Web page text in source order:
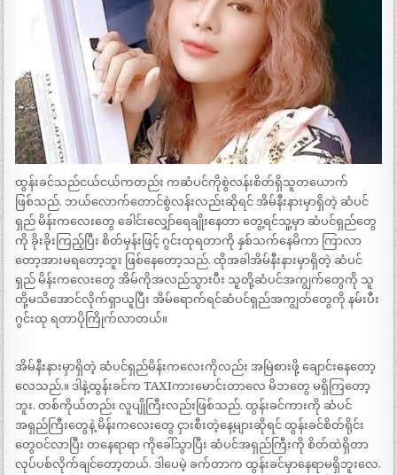
ထွန်းခင်သည်ငယ်ငယ်ကတည်း ကဆံပင်ကိုစွဲလန်းစိတ်ရှိသူတယောက်
ဖြစ်သည်. ဘယ်လောက်တောင်စွဲလန်းလည်းဆိုရင် အိမ်နီးနားမှာရှိတဲ့ ဆံပင်
ရှည် မိန်းကလေးတွေ ခေါင်းလျှော်ရေချိုးနေတာ တွေ့ရင်သူ့မှာ ဆံပင်ရှည်တွေ
ကို ခိုးခိုးကြည့်ပြီး စိတ်မှန်းဖြင့် ဂွင်းထုရတာကို နှစ်သက်နေမိကာ ကြာလာ
တော့အားမရတော့ဘူး ဖြစ်နေတော့သည်. ထိုအခါအိမ်နီးနားမှာရှိတဲ့ ဆံပင်
ရှည် မိန်းကလေးတွေ အိမ်ကိုအလည်သွားပီး သူတို့ဆံပင်အကျွက်တွေကို သူ
တို့မသိအောင်လိုက်ရှာယူပြီး အိမ်ရောက်ရင်ဆံပင်ရှည်အကျွတ်တွေကို နမ်းပီး
ဂွင်းထု ရတာပိုကြိုက်လာတယ်။
အိမ်နီးနားမှာရှိတဲ့ ဆံပင်ရှည်မိန်းကလေးကိုလည်း အမြဲစားဖို့ ချောင်းနေတော့
လေသည်.။ ဒါနဲ့ထွန်းခင်က TAXIကားမောင်းတာလေ မိဘတွေ မရှိကြတော့
ဘူး. တစ်ကိုယ်တည်း လူပျိုကြီးလည်းဖြစ်သည်. ထွန်းခင်ကားကို ဆံပင်
အရှည်ကြီးတွေနဲ့ မိန်းကလေးတွေ ငှားစီးတဲ့နေ့များဆိုရင် ထွန်းခင်စိတ်ရိုင်း
တွေဝင်လာပြီး တနေရာရာ ကိုခေါ်သွာပြီး ဆံပင်အရှည်ကြီးကို စိတ်ထဲရှိတာ
လုပ်ပစ်လိုက်ချင်တော့တယ်. ဒါပေမဲ့ ခက်တာက ထွန်းခင်မှာနေရာမရှိဘူးလေ.